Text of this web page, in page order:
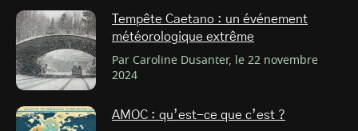
Tempête Caetano : un événement
météorologique extrême
Par Caroline Dusanter, le 22 novembre
2024
AMOC : qu’est-ce que c’est ?